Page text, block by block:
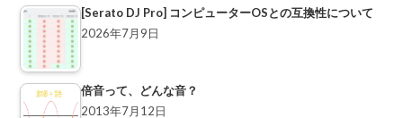
[Serato DJ Pro] コンピューターOSとの互換性について
2026年7月9日
倍音って、どんな音？
2013年7月12日